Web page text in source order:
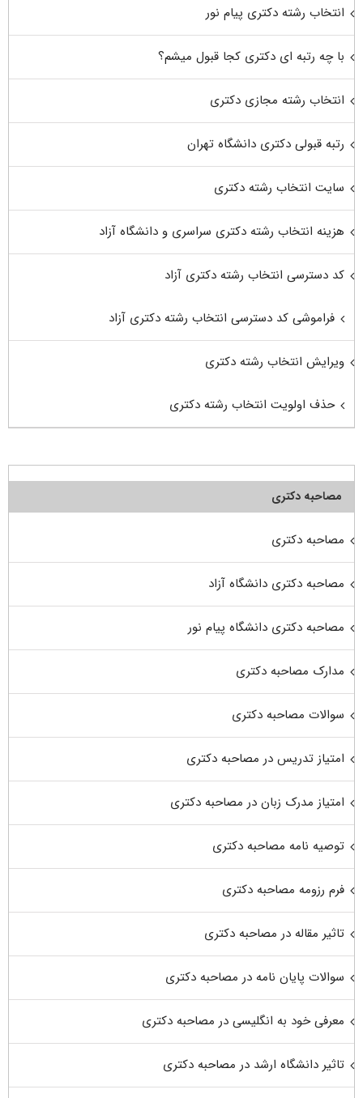
انتخاب رشته دکتری پیام نور
با چه رتبه ای دکتری کجا قبول میشم؟
انتخاب رشته مجازی دکتری
رتبه قبولی دکتری دانشگاه تهران
سایت انتخاب رشته دکتری
هزینه انتخاب رشته دکتری سراسری و دانشگاه آزاد
کد دسترسی انتخاب رشته دکتری آزاد
فراموشی کد دسترسی انتخاب رشته دکتری آزاد
ویرایش انتخاب رشته دکتری
حذف اولویت انتخاب رشته دکتری
مصاحبه دکتری
مصاحبه دکتری
مصاحبه دکتری دانشگاه آزاد
مصاحبه دکتری دانشگاه پیام نور
مدارک مصاحبه دکتری
سوالات مصاحبه دکتری
امتیاز تدریس در مصاحبه دکتری
امتیاز مدرک زبان در مصاحبه دکتری
توصیه نامه مصاحبه دکتری
فرم رزومه مصاحبه دکتری
تاثیر مقاله در مصاحبه دکتری
سوالات پایان نامه در مصاحبه دکتری
معرفی خود به انگلیسی در مصاحبه دکتری
تاثیر دانشگاه ارشد در مصاحبه دکتری